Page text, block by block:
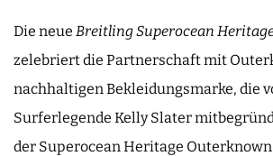
Die neue Breitling Superocean
zelebriert die Partnerschaft mit
nachhaltigen Bekleidungsmarke, die
Surferlegende Kelly Slater
der Superocean Heritage Outerknown